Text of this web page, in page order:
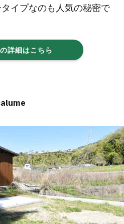
イプなのも人気の秘密で
詳細はこちら